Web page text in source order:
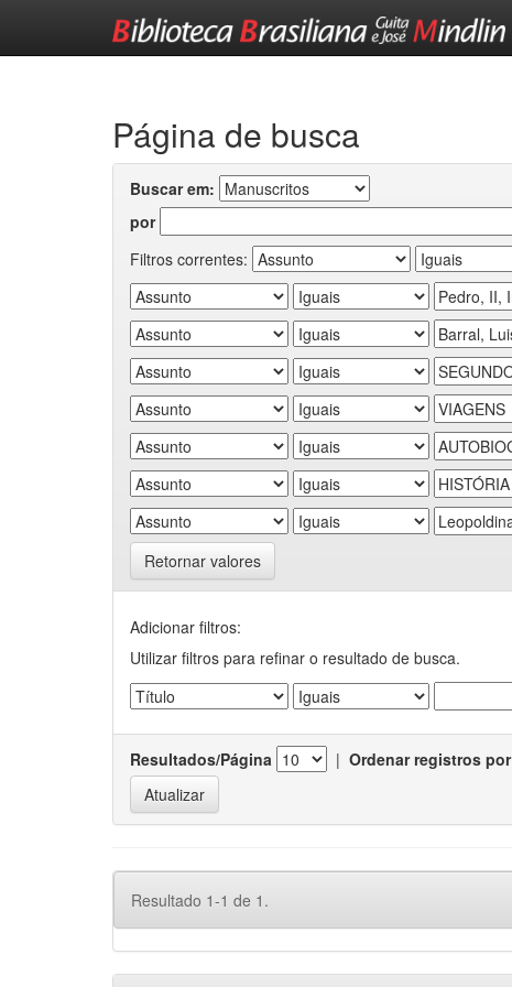
Página de busca
Buscar em:
por
Filtros correntes:
Retornar valores
Adicionar filtros:
Utilizar filtros para refinar o resultado de busca.
Resultados/Página | Ordenar registros por
Resultado 1-1 de 1.